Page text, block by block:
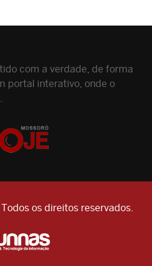
com a verdade, de forma
portal interativo, onde o
os direitos reservados.